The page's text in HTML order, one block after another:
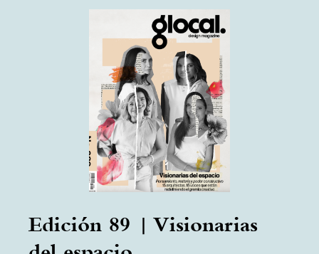
Edición 89 | Visionarias